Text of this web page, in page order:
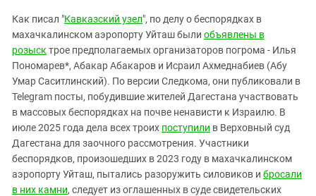
Южная Осетия
Южный Кавказ
ЮФО
Как писал "Кавказский узел", по делу о беспорядках в
махачкалинском аэропорту Уйташ были объявлены в
розыск трое предполагаемых организаторов погрома - Илья
Пономарев*, Абакар Абакаров и Исраил Ахмеднабиев (Абу
Умар Саситлинский). По версии Следкома, они публиковали в
Telegram посты, побудившие жителей Дагестана участвовать
в массовых беспорядках на почве ненависти к Израилю. В
июле 2025 года дела всех троих поступили в Верховный суд
Дагестана для заочного рассмотрения. Участники
беспорядков, произошедших в 2023 году в махачкалинском
аэропорту Уйташ, пытались разоружить силовиков и бросали
в них камни, следует из оглашенных в суде свидетельских